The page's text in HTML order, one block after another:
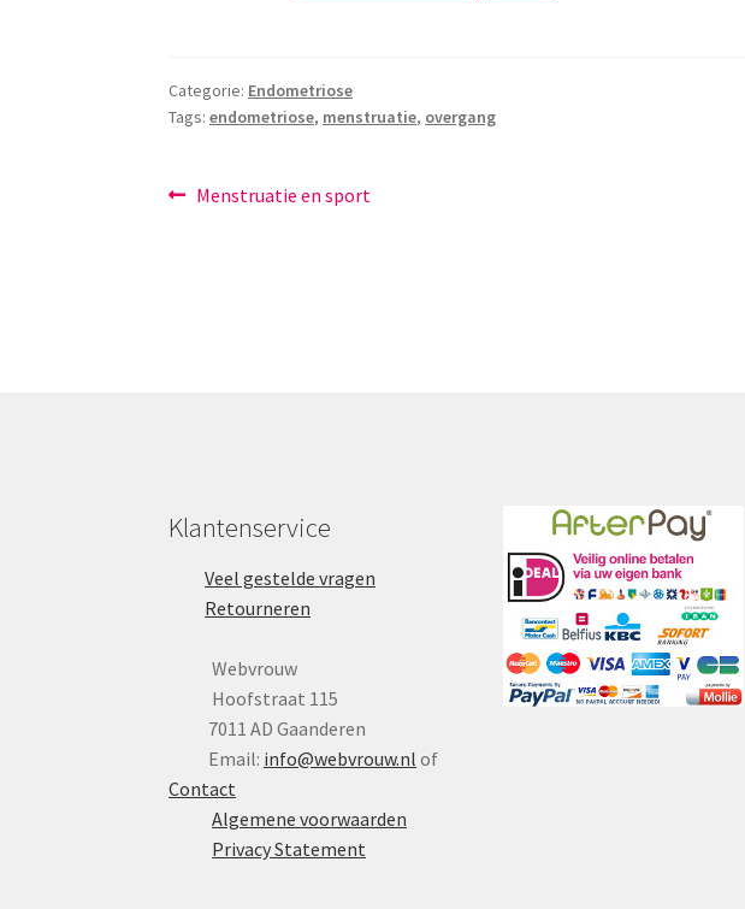
Categorie: Endometriose
Tags:endometriose, menstruatie, overgang
Bericht
Vorig
Menstruatie en sport
Klantenservice
Veel gestelde vragen
Retourneren
Webvrouw
Hoofstraat 115
7011 AD Gaanderen
Email: info@webvrouw.nl of
Contact
Algemene voorwaarden
Privacy Statement